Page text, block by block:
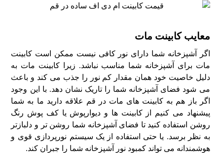
معایب کابینت مات
اگر آشپزخانه شما دارای نور کافی نیست ممکن است کابینت
مات برای آشپزخانه شما مناسب نباشد. زیرا کابینت مات به
دلیل خاصیت خود همان مقدار کم نور را جذب می کند و باعث
می شود فضای آشپزخانه شما را تاریک نشان دهد. با این وجود
اگر باز هم به کابینت های مات در قم علاقه دارید ما به شما
پیشنهاد می کنیم از کابینت ها و دیوارپوش یا کف پوش رنگ
روشن استفاده کنید تا فضای آشپزخانه شما روشن تر و دلبازتر
به نظر برسد. یا حتی استفاده از یک سیستم نورپردازی قوی و
هوشمندانه می تواند کمبود نور آشپزخانه شما را جبران کند.